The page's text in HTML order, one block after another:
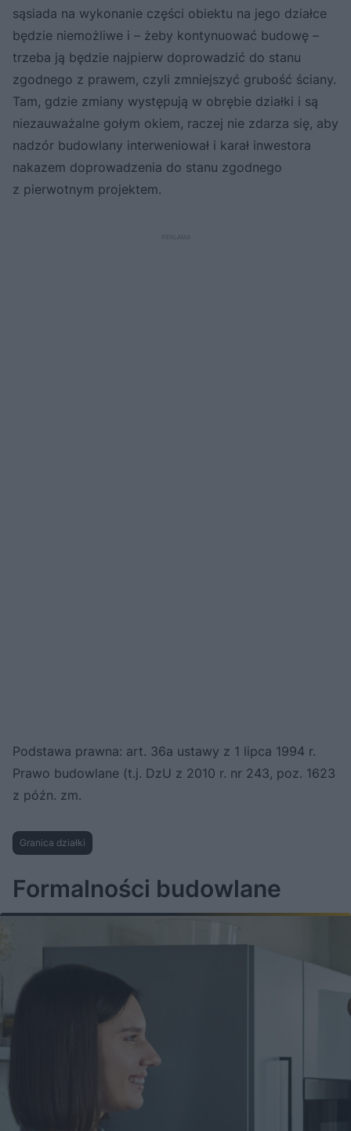
sąsiada na wykonanie części obiektu na jego działce
będzie niemożliwe i – żeby kontynuować budowę –
trzeba ją będzie najpierw doprowadzić do stanu
zgodnego z prawem, czyli zmniejszyć grubość ściany.
Tam, gdzie zmiany występują w obrębie działki i są
niezauważalne gołym okiem, raczej nie zdarza się, aby
nadzór budowlany interweniował i karał inwestora
nakazem doprowadzenia do stanu zgodnego
z pierwotnym projektem.
Podstawa prawna: art. 36a ustawy z 1 lipca 1994 r.
Prawo budowlane (t.j. DzU z 2010 r. nr 243, poz. 1623
z późn. zm.
Granica działki
Formalności budowlane